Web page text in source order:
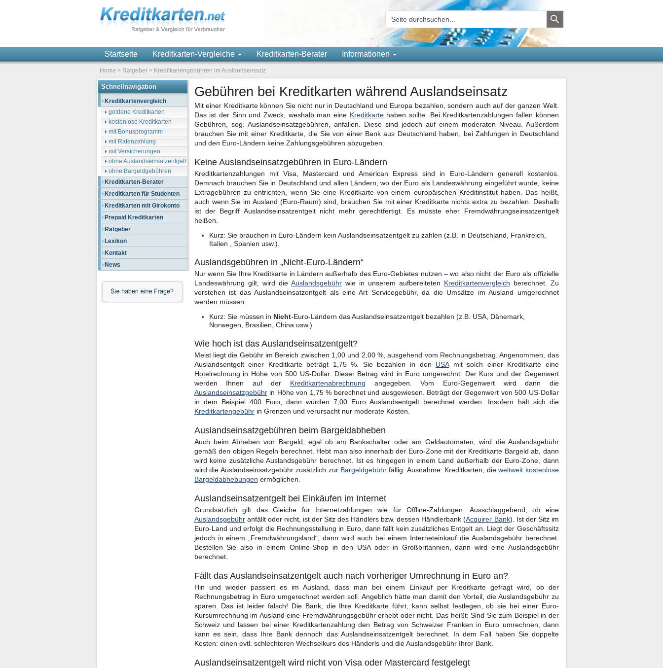
Startseite Kreditkarten-Vergleiche Kreditkarten-Berater Informationen
Home > Ratgeber > Kreditkartengebühren im Auslandseinsatz
Gebühren bei Kreditkarten während Auslandseinsatz
Mit einer Kreditkarte können Sie nicht nur in Deutschland und Europa bezahlen, sondern auch auf der ganzen Welt.
Das ist der Sinn und Zweck, weshalb man eine Kreditkartehaben sollte. Bei Kreditkartenzahlungen fallen können
Gebühren, sog. Auslandseinsatzgebühren, anfallen. Diese sind jedoch auf einem moderaten Niveau. Außerdem
brauchen Sie mit einer Kreditkarte, die Sie von einer Bank aus Deutschland haben, bei Zahlungen in Deutschland
und den Euro-Ländern keine Zahlungsgebühren abzugeben.
Keine Auslandseinsatzgebühren in Euro-Ländern
Kreditkartenzahlungen mit Visa, Mastercard und American Express sind in Euro-Ländern generell kostenlos.
Demnach brauchen Sie in Deutschland und allen Ländern, wo der Euro als Landeswährung eingeführt wurde, keine
Extragebühren zu entrichten, wenn Sie eine Kreditkarte von einem europäischen Kreditinstitut haben. Das heißt,
auch wenn Sie im Ausland (Euro-Raum) sind, brauchen Sie mit einer Kreditkarte nichts extra zu bezahlen. Deshalb
ist der Begriff Auslandseinsatzentgelt nicht mehr gerechtfertigt. Es müsste eher Fremdwährungseinsatzentgelt
heißen.
Kurz: Sie brauchen in Euro-Ländern kein Auslandseinsatzentgelt zu zahlen (z.B. in Deutschland, Frankreich,
Italien , Spanien usw.).
Auslandsgebühren in „Nicht-Euro-Ländern“
Nur wenn Sie Ihre Kreditkarte in Ländern außerhalb des Euro-Gebietes nutzen – wo also nicht der Euro als offizielle
Landeswährung gilt, wird die Auslandsgebührwie in unserem aufbereiteten Kreditkartenvergleich berechnet. Zu
verstehen ist das Auslandseinsatzentgelt als eine Art Servicegebühr, da die Umsätze im Ausland umgerechnet
werden müssen.
Kurz: Sie müssen in Nicht-Euro-Ländern das Auslandseinsatzentgelt bezahlen (z.B. USA, Dänemark,
Norwegen, Brasilien, China usw.)
Wie hoch ist das Auslandseinsatzentgelt?
Meist liegt die Gebühr im Bereich zwischen 1,00 und 2,00 %, ausgehend vom Rechnungsbetrag. Angenommen, das
Auslandsentgelt einer Kreditkarte beträgt 1,75 %. Sie bezahlen in den USAmit solch einer Kreditkarte eine
Hotelrechnung in Höhe von 500 US-Dollar. Dieser Betrag wird in Euro umgerechnt. Der Kurs und der Gegenwert
werden Ihnen auf der Kreditkartenabrechnung angegeben. Vom Euro-Gegenwert wird dann die
Auslandseinsatzgebührin Höhe von 1,75 % berechnet und ausgewiesen. Beträgt der Gegenwert von 500 US-Dollar
in dem Beispiel 400 Euro, dann würden 7,00 Euro Auslandsentgelt berechnet werden. Insofern hält sich die
Kreditkartengebührin Grenzen und verursacht nur moderate Kosten.
Auslandseinsatzgebühren beim Bargeldabheben
Auch beim Abheben von Bargeld, egal ob am Bankschalter oder am Geldautomaten, wird die Auslandsgebühr
gemäß den obigen Regeln berechnet. Hebt man also innerhalb der Euro-Zone mit der Kreditkarte Bargeld ab, dann
wird keine zusätzliche Auslandsgebühr berechnet. Ist es hingegen in einem Land außerhalb der Euro-Zone, dann
wird die Auslandseinsatzgebühr zusätzlich zur Bargeldgebührfällig. Ausnahme: Kreditkarten, dieweltweit kostenlose
Bargeldabhebungen ermöglichen.
Auslandseinsatzentgelt bei Einkäufen im Internet
Grundsätzlich gilt das Gleiche für Internetzahlungen wie für Offline-Zahlungen. Ausschlaggebend, ob eine
Auslandsgebühranfällt oder nicht, ist der Sitz des Händlers bzw. dessen Händlerbank (Acquirer Bank). Ist der Sitz im
Euro-Land und erfolgt die Rechnungsstellung in Euro, dann fällt kein zusätzliches Entgelt an. Liegt der Geschäftssitz
jedoch in einem „Fremdwährungsland“, dann wird auch bei einem Interneteinkauf die Auslandsgebühr berechnet.
Bestellen Sie also in einem Online-Shop in den USA oder in Großbritannien, dann wird eine Auslandsgebühr
berechnet.
Fällt das Auslandseinsatzentgelt auch nach vorheriger Umrechnung in Euro an?
Hin und wieder passiert es im Ausland, dass man bei einem Einkauf per Kreditkarte gefragt wird, ob der
Rechnungsbetrag in Euro umgerechnet werden soll. Angeblich hätte man damit den Vorteil, die Auslandsgebühr zu
sparen. Das ist leider falsch! Die Bank, die Ihre Kreditkarte führt, kann selbst festlegen, ob sie bei einer Euro-
Kursumrechnung im Ausland eine Fremdwährungsgebühr erhebt oder nicht. Das heißt: Sind Sie zum Beispiel in der
Schweiz und lassen bei einer Kreditkartenzahlung den Betrag von Schweizer Franken in Euro umrechnen, dann
kann es sein, dass Ihre Bank dennoch das Auslandseinsatzentgelt berechnet. In dem Fall haben Sie doppelte
Kosten: einen evtl. schlechteren Wechselkurs des Händerls und die Auslandsgebühr Ihrer Bank.
Auslandseinsatzentgelt wird nicht von Visa oder Mastercard festgelegt
Schnellnavigation
Kreditkartenvergleich
goldene Kreditkarten
kostenlose Kreditkarten
mit Bonusprogramm
mit Ratenzahlung
mit Versicherungen
ohne Auslandseinsatzentgelt
ohne Bargeldgebühren
Kreditkarten-Berater
Kreditkarten für Studenten
Kreditkarten mit Girokonto
Prepaid Kreditkarten
Ratgeber
Lexikon
Kontakt
News